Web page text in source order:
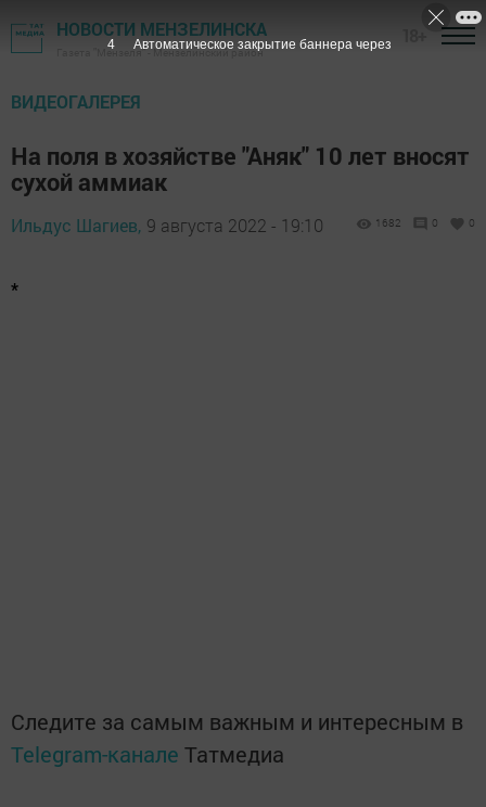
НОВОСТИ МЕНЗЕЛИНСКА
Газета "Мензеля" - Мензелинский район
ВИДЕОГАЛЕРЕЯ
На поля в хозяйстве "Аняк" 10 лет вносят
сухой аммиак
Ильдус Шагиев, 9 августа 2022 - 19:10 1682 0 0
*
Следите за самым важным и интересным в
Telegram-канале Татмедиа
3 Автоматическое закрытие баннера через